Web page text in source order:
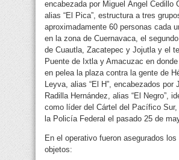
encabezada por Miguel Ángel Cedillo
alias “El Pica”, estructura a tres
aproximadamente 60 personas cada
en la zona de Cuernavaca, el
de Cuautla, Zacatepec y Jojutla y el
Puente de Ixtla y Amacuzac en
en pelea la plaza contra la gente de
Leyva, alias “El H”, encabezados por
Radilla Hernández, alias “El Negro”,
como líder del Cártel del Pacífico Sur,
la Policía Federal el pasado 25 de
En el operativo fueron asegurados los
objetos: